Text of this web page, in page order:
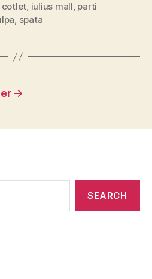
cotlet, iulius mall, parti
, spata
→